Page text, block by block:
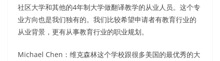
社区大学和其他的4年制大学做翻译教学的从业人员。这个专
业方向也是我们独有的。我们比较希望申请者有教育行业的
从业背景，更有从事教育行业的职业规划。
Michael Chen：维克森林这个学校跟很多美国的最优秀的大